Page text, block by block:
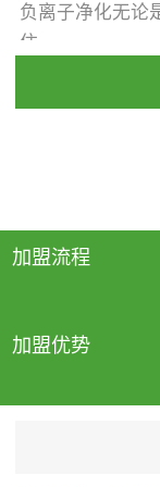
负离子净化无论
住...
动，人类长时间
内空间都有整体
要。因为空间内
的、空气...
加盟流程
加盟优势